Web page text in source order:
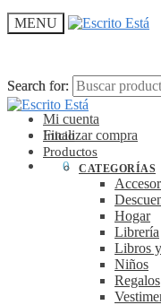
MENU
Search for:
Mi cuenta
Finalizar compra
0
Search for:
Inicio
Productos
CATEGORÍAS
Hogar
Librería
Libros
Niños
Regalos